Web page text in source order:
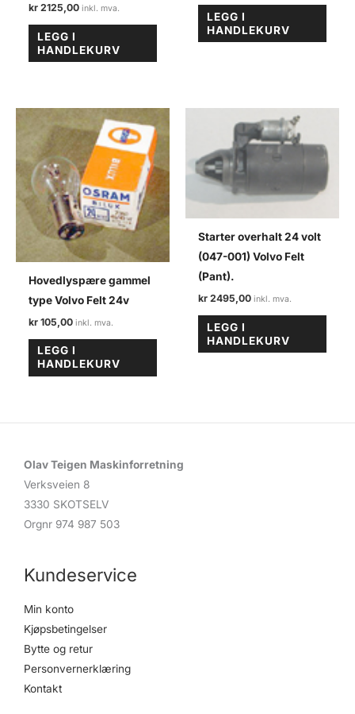
kr 2125,00
LEGG I
HANDLEKURV
LEGG I
HANDLEKURV
Hovedlyspære gammel
type Volvo Felt 24v
kr 105,00
LEGG I
HANDLEKURV
Starter overhalt 24 volt
(047-001) Volvo Felt
(Pant).
kr 2495,00
LEGG I
HANDLEKURV
Olav Teigen Maskinforretning
Verksveien 8
3330 SKOTSELV
Orgnr 974 987 503
Kundeservice
Min konto
Kjøpsbetingelser
Bytte og retur
Personvernerklæring
Kontakt